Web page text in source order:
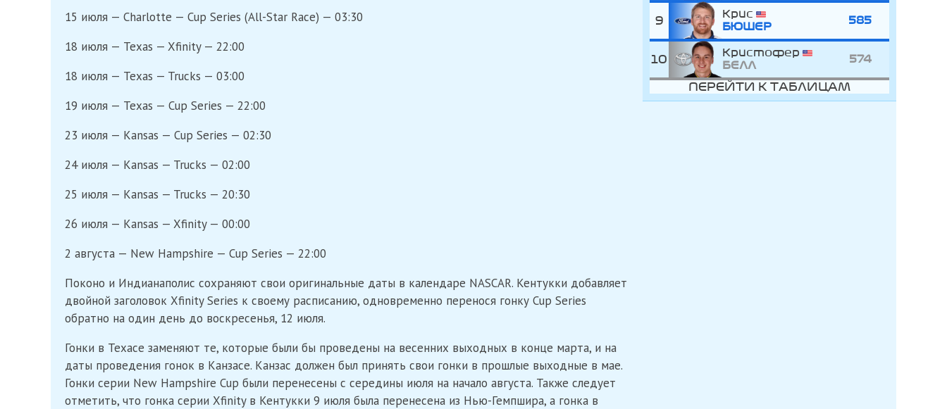
15 июля — Charlotte — Cup Series (All-Star Race) — 03:30
18 июля — Texas — Xfinity — 22:00
18 июля — Texas — Trucks — 03:00
19 июля — Texas — Cup Series — 22:00
23 июля — Kansas — Cup Series — 02:30
24 июля — Kansas — Trucks — 02:00
25 июля — Kansas — Trucks — 20:30
26 июля — Kansas — Xfinity — 00:00
2 августа — New Hampshire — Cup Series — 22:00
Поконо и Индианаполис сохраняют свои оригинальные даты в календаре NASCAR. Кентукки добавляет
двойной заголовок Xfinity Series к своему расписанию, одновременно перенося гонку Cup Series
обратно на один день до воскресенья, 12 июля.
Гонки в Техасе заменяют те, которые были бы проведены на весенних выходных в конце марта, и на
даты проведения гонок в Канзасе. Канзас должен был принять свои гонки в прошлые выходные в мае.
Гонки серии New Hampshire Cup были перенесены с середины июля на начало августа. Также следует
отметить, что гонка серии Xfinity в Кентукки 9 июля была перенесена из Нью-Гемпшира, а гонка в
9
Крис
БЮШЕР
585
10
Кристофер
БЕЛЛ
574
ПЕРЕЙТИ К ТАБЛИЦАМ